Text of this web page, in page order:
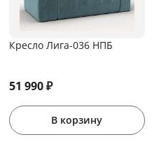
Кресло Лига-036 НПБ
51 990₽
В корзину